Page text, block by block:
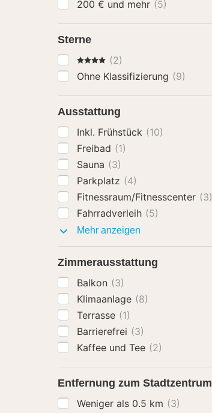
200 € und mehr (5)
Sterne
4 Sterne(2)
Ohne Klassifizierung (9)
Ausstattung
Inkl. Frühstück (10)
Freibad (1)
Sauna (3)
Parkplatz (4)
Fitnessraum/Fitnesscenter (3)
Fahrradverleih (5)
Mehr anzeigen
Zimmerausstattung
Balkon (3)
Klimaanlage (8)
Terrasse (1)
Barrierefrei (3)
Kaffee und Tee (2)
Entfernung zum Stadtzentrum
Weniger als 0.5 km (3)